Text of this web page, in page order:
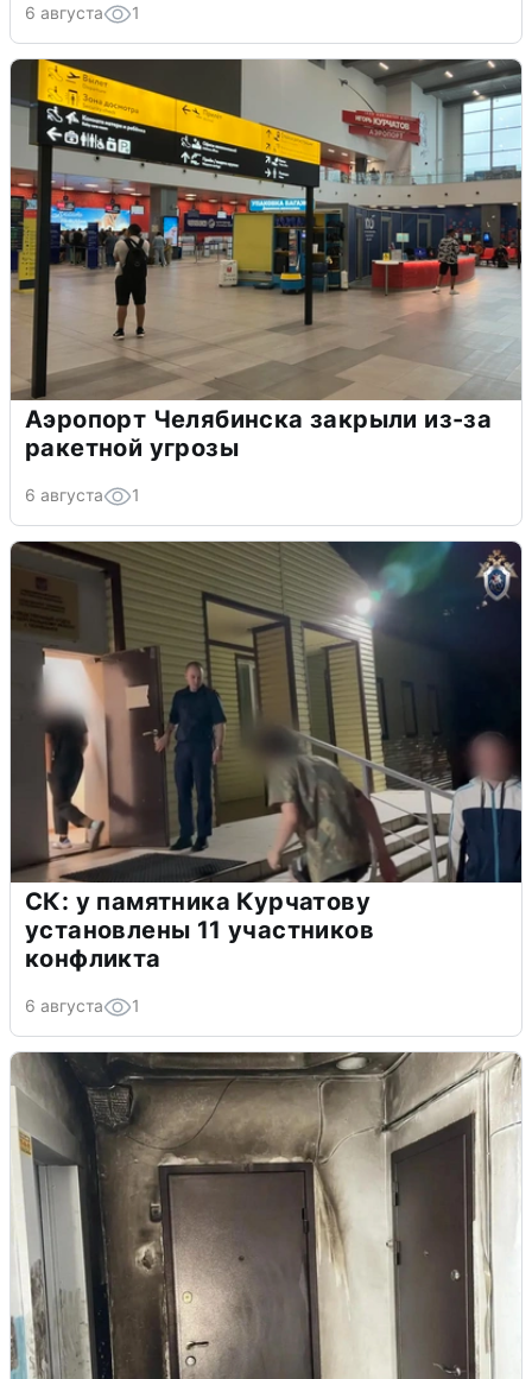
6 августа 1
Аэропорт Челябинска закрыли из-за
ракетной угрозы
6 августа 1
СК: у памятника Курчатову
установлены 11 участников
конфликта
6 августа 1